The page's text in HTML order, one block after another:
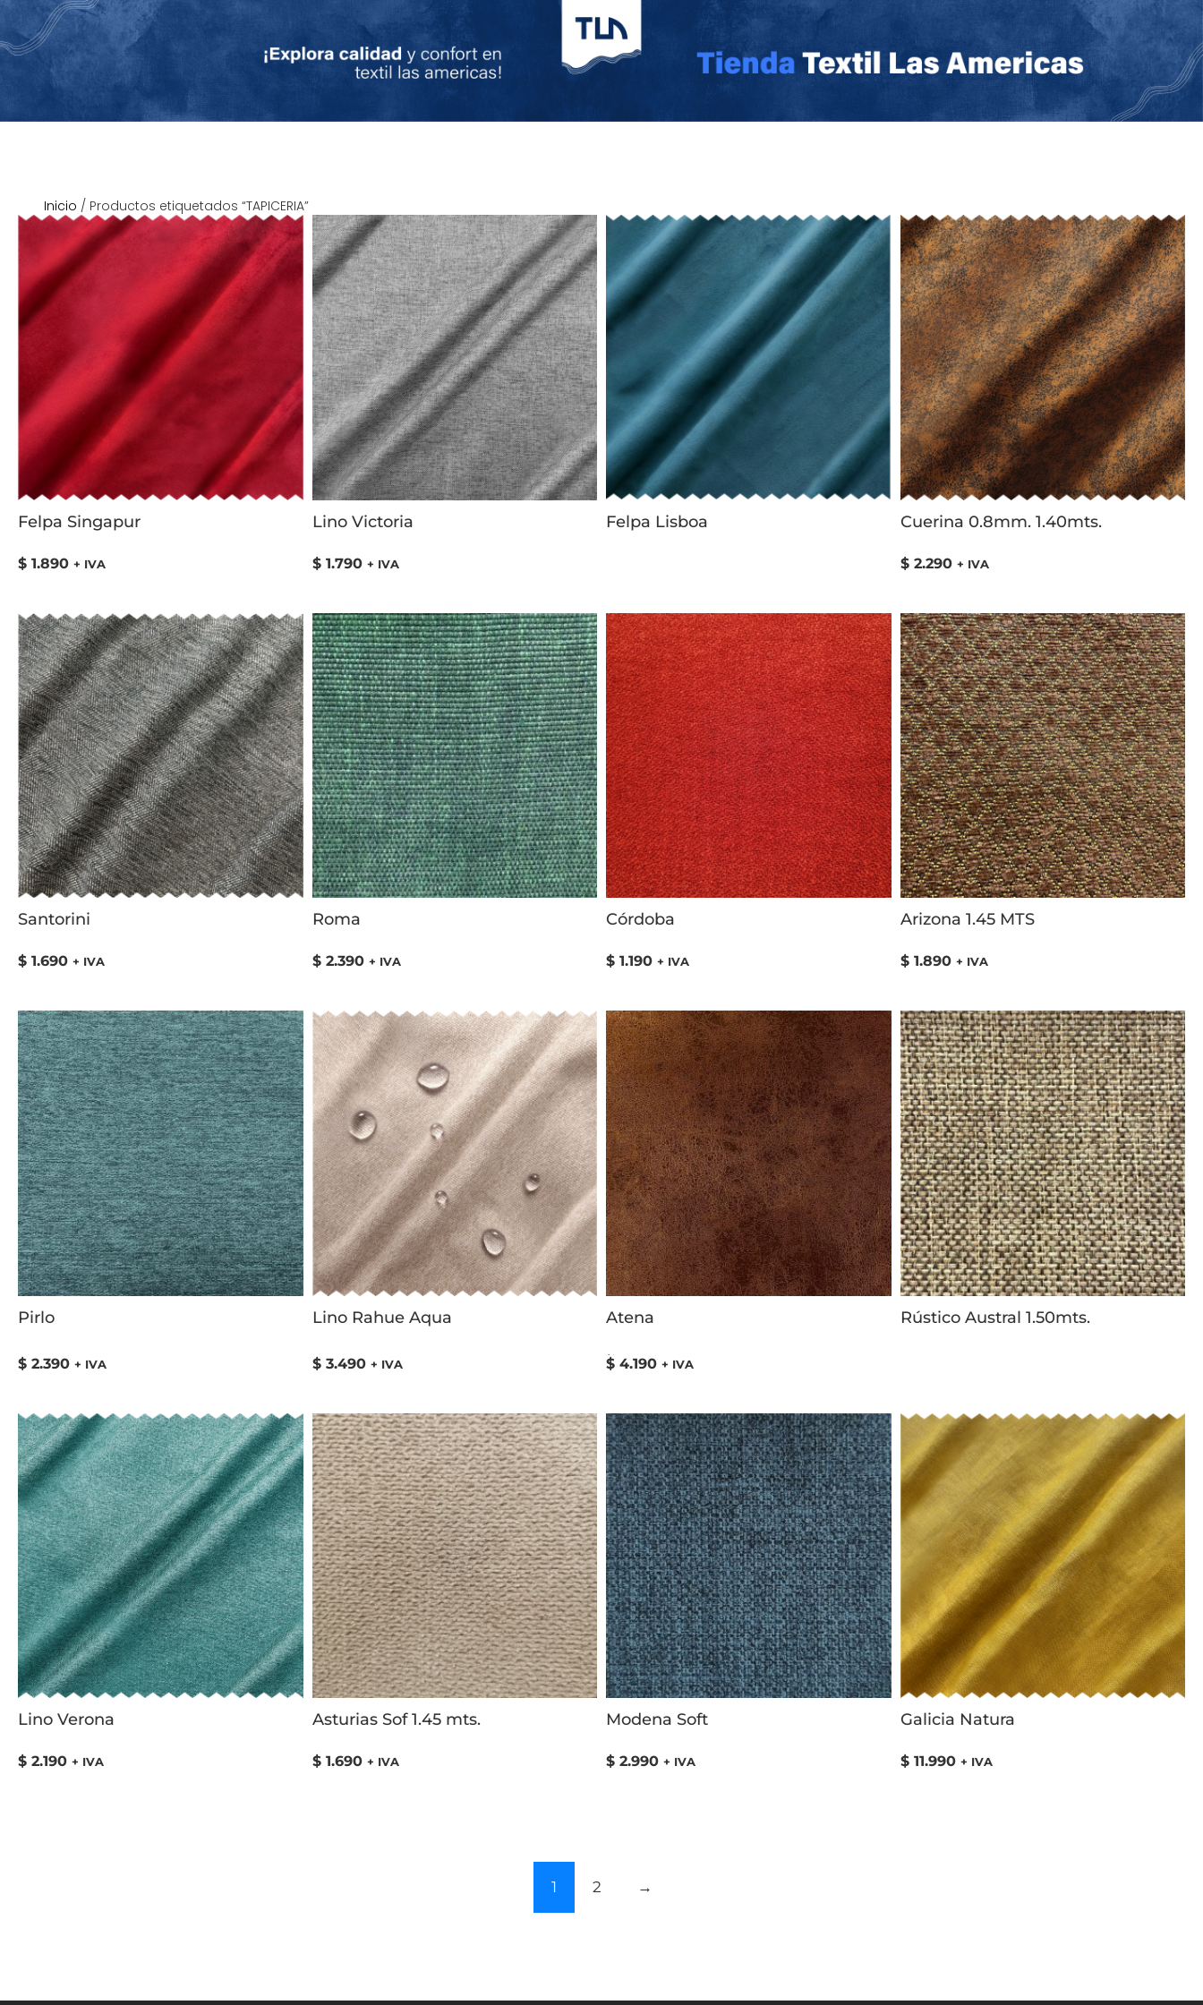
Inicio / Productos etiquetados “TAPICERIA”
Felpa Singapur
$ 1.890 + IVA
Lino Victoria
$1.790 + IVA
Felpa Lisboa Cuerina 0.8mm. 1.40mts.
$2.290 + IVA
Santorini
$ 1.690 + IVA
Roma
$2.390 + IVA
Córdoba
$ 1.190 + IVA
Arizona 1.45 MTS
$1.890 + IVA
Pirlo
$ 2.390 + IVA
Lino Rahue Aqua
$3.490 + IVA
Atena
Valorado
con
5.00
$ 4.190 + IVA
Rústico Austral 1.50mts.
Lino Verona
$ 2.190 + IVA
Asturias Sof 1.45 mts.
$1.690 + IVA
Modena Soft
$ 2.990 + IVA
Galicia Natura
$11.990 + IVA
1 2 →